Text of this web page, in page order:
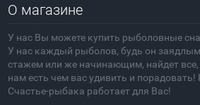
О магазине
У нас Вы можете купить рыболовные
У нас каждый рыболов, будь он
стажем или же начинающим, найдет все,
нам есть чем вас удивить и
Счастье-рыбака работает для Вас!